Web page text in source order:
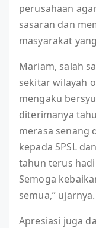
perusahaan
sasaran dan
masyarakat
Mariam, salah
sekitar wilayah
mengaku
diterimanya
merasa senang
kepada SPSL
tahun terus
Semoga
semua,” ujarnya.
Apresiasi juga